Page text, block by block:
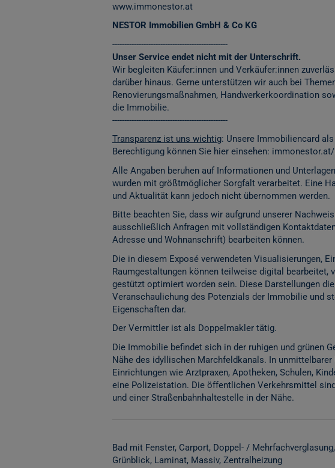
www.immonestor.at
NESTOR Immobilien GmbH & Co KG
------------------------------------------------
Unser Service endet nicht mit der Unterschrift.
Wir begleiten Käufer:innen und Verkäufer:innen
darüber hinaus. Gerne unterstützen wir auch bei
Renovierungsmaßnahmen, Handwerkerkoordination
die Immobilie.
------------------------------------------------
Transparenz ist uns wichtig: Unsere Immobiliencard
Berechtigung können Sie hier einsehen:
Alle Angaben beruhen auf Informationen und
wurden mit größtmöglicher Sorgfalt verarbeitet. Eine
und Aktualität kann jedoch nicht übernommen werden.
Bitte beachten Sie, dass wir aufgrund unserer
ausschließlich Anfragen mit vollständigen
Adresse und Wohnanschrift) bearbeiten können.
Die in diesem Exposé verwendeten Visualisierungen,
Raumgestaltungen können teilweise digital bearbeitet,
gestützt optimiert worden sein. Diese Darstellungen
Veranschaulichung des Potenzials der Immobilie und
Eigenschaften dar.
Der Vermittler ist als Doppelmakler tätig.
Die Immobilie befindet sich in der ruhigen und grünen
Nähe des idyllischen Marchfeldkanals. In
Einrichtungen wie Arztpraxen, Apotheken, Schulen,
eine Polizeistation. Die öffentlichen Verkehrsmittel
und einer Straßenbahnhaltestelle in der Nähe.
Bad mit Fenster Carport Doppel- / Mehrfachverglasung
Grünblick Laminat Massiv Zentralheizung